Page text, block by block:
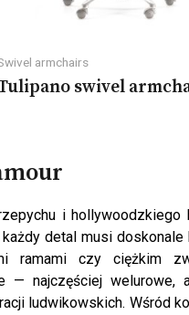
armchairs
swivel
i
detal musi
ramami czy ciężkim
— najczęściej
ludwikowskich. Wśród